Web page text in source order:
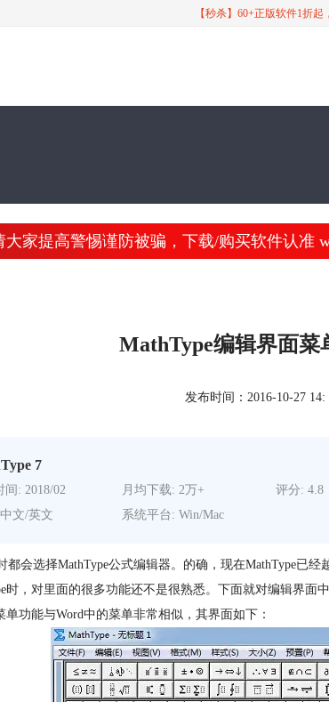
【秒杀】60+正版软件1折起
家提高警惕谨防被骗，下载/购买软件认准
MathType编辑界面菜
发布时间：2016-10-27 14:
7
间: 2018/02 月均下载: 2万+
评分: 4.8
文/英文
系统平台: Win/Mac
都会选择MathType公式编辑器。的确，现在MathType已
时，对里面的很多功能还不是很熟悉。下面就对编辑界面中
单功能与Word中的菜单非常相似，其界面如下：